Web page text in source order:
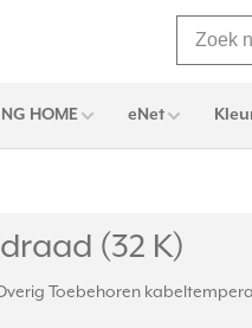
HOME eNet
(32 K)
Toebehoren